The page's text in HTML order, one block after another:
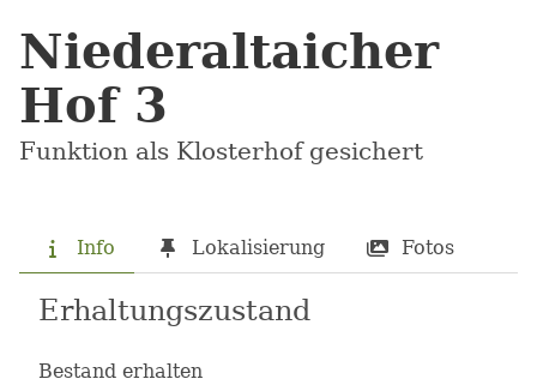
Niederaltaicher
Hof 3
Funktion als Klosterhof gesichert
Info Lokalisierung Fotos
Erhaltungszustand
Bestand erhalten